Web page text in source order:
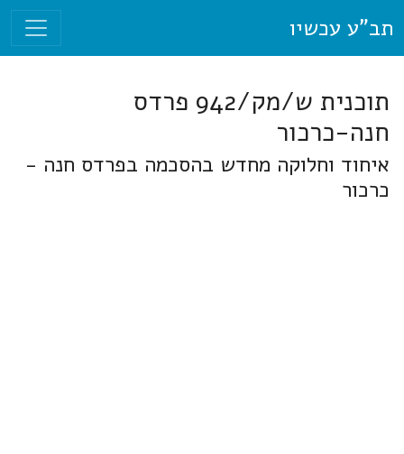
תב"ע עכשיו
תוכנית ש/מק/942 פרדס
חנה-כרכור
איחוד וחלוקה מחדש בהסכמה בפרדס חנה -
כרכור